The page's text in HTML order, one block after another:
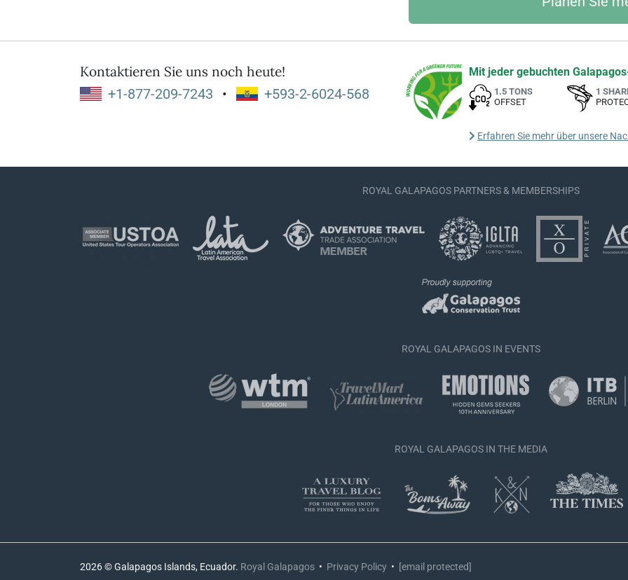
Kontaktieren Sie uns noch heute!
+1-877-209-7243
• +593-2-6024-568
Mit jeder gebuchten
1.5 TONS
OFFSET
1
Erfahren Sie mehr über unsere
ROYAL GALAPAGOS PARTNERS & MEMBERSHIPS
ROYAL GALAPAGOS IN EVENTS
ROYAL GALAPAGOS IN THE MEDIA
2026 © Galapagos Islands, Ecuador. Royal Galapagos • Privacy Policy • [email protected]